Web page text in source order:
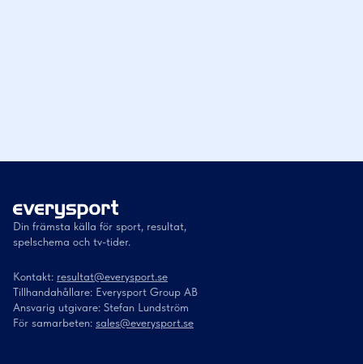
Din främsta källa för sport, resultat,
spelschema och tv-tider.
Kontakt: resultat@everysport.se
Tillhandahållare: Everysport Group AB
Ansvarig utgivare: Stefan Lundström
För samarbeten: sales@everysport.se